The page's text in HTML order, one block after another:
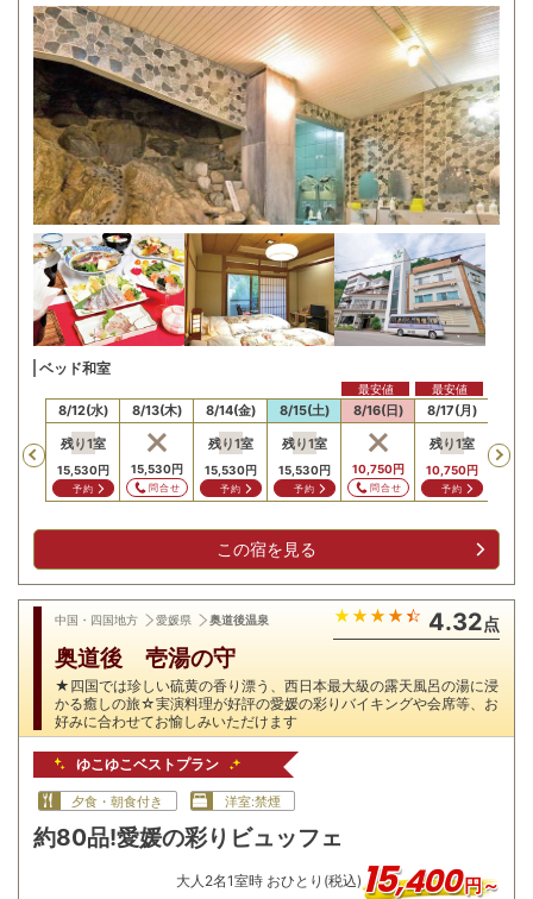
ベッド和室
Previous
8/12(水)
残り1室
15,530円
予約
8/13(木)
15,530円
問合せ
8/14(金)
残り1室
15,530円
予約
8/15(土)
残り1室
15,530円
予約
8/16(日)
10,750円
問合せ
最安値
8/17(月)
残り1室
10,750円
予約
最安値
この宿を見る
中国・四国地方 愛媛県 奥道後温泉 4.32点
奥道後 壱湯の守
★四国では珍しい硫黄の香り漂う、西日本最大級の露天風呂の湯に浸
かる癒しの旅☆実演料理が好評の愛媛の彩りバイキングや会席等、お
好みに合わせてお愉しみいただけます
ゆこゆこベストプラン
夕食・朝食付き 洋室:禁煙
約80品!愛媛の彩りビュッフェ
大人 2名1室時 おひとり(税込)15,400円～